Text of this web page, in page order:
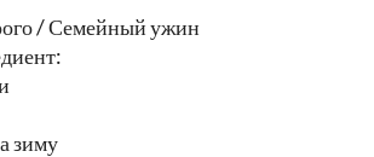
/ Семейный ужин
зиму